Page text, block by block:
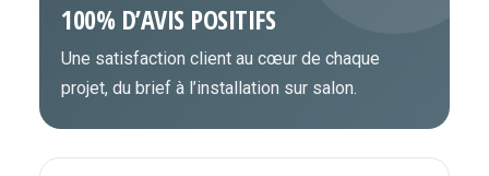
100% D’AVIS POSITIFS
Une satisfaction client au cœur de chaque
projet, du brief à l’installation sur salon.